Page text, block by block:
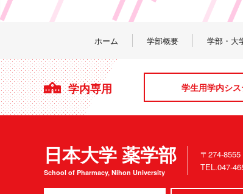
ホーム 学部概要 学部・大
学内専用 学生用学内シ
日本大学 薬学部
School of Pharmacy, Nihon University
〒274-
TEL.047-